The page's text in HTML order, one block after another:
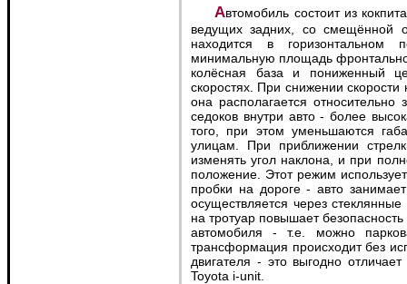
Автомобиль состоит из кокпита, на двух человек, небольших передних колёс и
ведущих задних, со смещённой
находится в горизонтальном
минимальную площадь
колёсная база и пониженный
скоростях. При снижении
она располагается
седоков внутри авто - более
того, при этом уменьшаются
улицам. При приближении
изменять угол наклона, и при
положение. Этот режим
пробки на дороге - авто
осуществляется через
на тротуар повышает
автомобиля - т.е. можно
трансформация происходит без
двигателя - это выгодно
Toyota i-unit.